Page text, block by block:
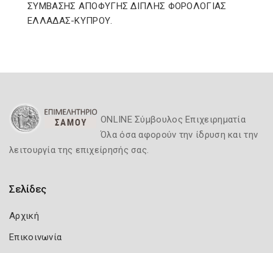
ΣΥΜΒΑΣΗΣ ΑΠΟΦΥΓΗΣ ΔΙΠΛΗΣ ΦΟΡΟΛΟΓΙΑΣ
ΕΛΛΑΔΑΣ-ΚΥΠΡΟΥ.
ONLINE Σύμβουλος Επιχειρηματία
Όλα όσα αφορούν την ίδρυση και την
λειτουργία της επιχείρησής σας.
Σελίδες
Αρχική
Επικοινωνία